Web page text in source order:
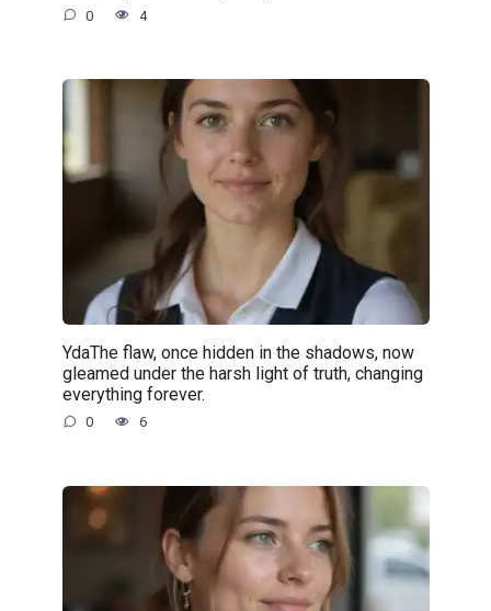
0 4
YdaThe flaw, once hidden in the shadows, now
gleamed under the harsh light of truth, changing
everything forever.
0 6